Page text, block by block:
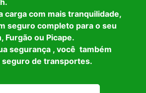
carga com mais tranquilidade,
seguro completo para o seu
Furgão ou Picape.
segurança , você também
seguro de transportes.